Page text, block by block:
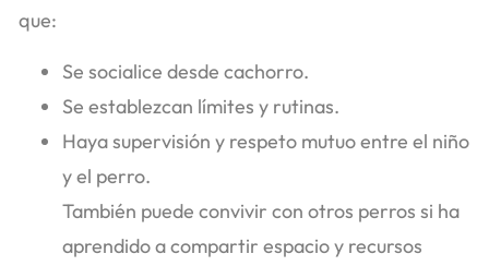
que:
Se socialice desde cachorro.
Se establezcan límites y rutinas.
Haya supervisión y respeto mutuo entre el niño
y el perro.
También puede convivir con otros perros si ha
aprendido a compartir espacio y recursos